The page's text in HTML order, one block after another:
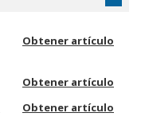
Obtener artículo
Obtener artículo
Obtener artículo